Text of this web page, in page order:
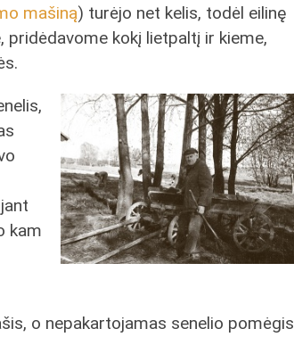
mašiną) turėjo net kelis, todėl eilinę
pridėdavome kokį lietpaltį ir kieme,
kam
o nepakartojamas senelio pomėgis